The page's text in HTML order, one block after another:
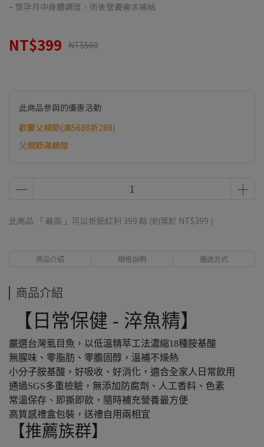
– 懷孕月中身體調理，術後營養需求補給
NT$399 NT$560
此商品參與的優惠活動
歡慶父親節(滿5688折288)
父親節滿額贈
此商品 「 最高 」可以折抵紅利 399 點 (約等於 NT$399 )
商品介紹 規格說明 運送方式
商品介紹
【日常保健 - 淬魚精】
嚴選台灣虱目魚，以低溫精萃工法濃縮18種胺基酸
無腥味、零脂肪、零膽固醇，溫補不燥熱
小分子胺基酸，好吸收、好消化，適合全家人日常飲用
通過SGS多重檢驗，無添加防腐劑、人工香料、色素
常溫保存、即撕即飲，隨時補充營養最方便
高質感禮盒包裝，送禮自用兩相宜
【推薦族群】